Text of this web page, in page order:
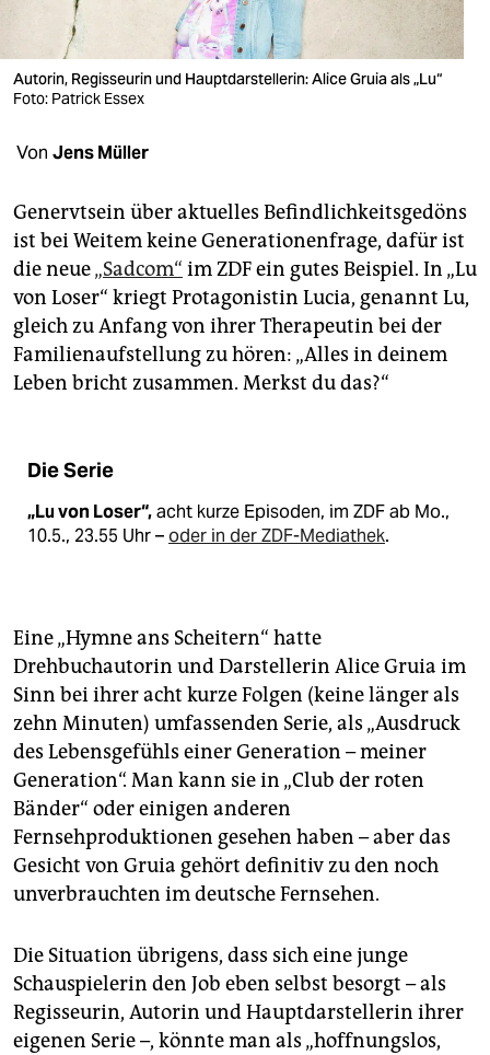
wahrheit
verlag
verlag
veranstaltungen
fragen & hilfe
unterstützen
abo
genossenschaft
Autorin, Regisseurin und Hauptdarstellerin: Alice Gruia als „Lu“
Foto: Patrick Essex
Von Jens Müller
Genervtsein über aktuelles Befindlichkeitsgedöns
ist bei Weitem keine Generationenfrage, dafür ist
die neue„Sadcom“ im ZDF ein gutes Beispiel. In „Lu
von Loser“ kriegt Protagonistin Lucia, genannt Lu,
gleich zu Anfang von ihrer Therapeutin bei der
Familienaufstellung zu hören: „Alles in deinem
Leben bricht zusammen. Merkst du das?“
Die Serie
„Lu von Loser“,acht kurze Episoden, im ZDF ab Mo.,
10.5., 23.55 Uhr –oder in der ZDF-Mediathek.
Eine „Hymne ans Scheitern“ hatte
Drehbuchautorin und Darstellerin Alice Gruia im
Sinn bei ihrer acht kurze Folgen (keine länger als
zehn Minuten) umfassenden Serie, als „Ausdruck
des Lebensgefühls einer Generation – meiner
Generation“. Man kann sie in „Club der roten
Bänder“ oder einigen anderen
Fernsehproduktionen gesehen haben – aber das
Gesicht von Gruia gehört definitiv zu den noch
unverbrauchten im deutsche Fernsehen.
Die Situation übrigens, dass sich eine junge
Schauspielerin den Job eben selbst besorgt – als
Regisseurin, Autorin und Hauptdarstellerin ihrer
eigenen Serie –, könnte man als „hoffnungslos,